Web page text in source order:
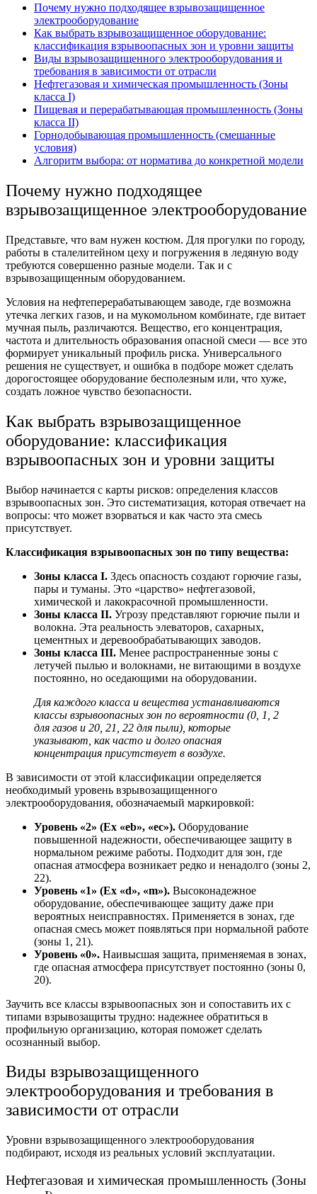
Почему нужно подходящее взрывозащищенное
электрооборудование
Как выбрать взрывозащищенное оборудование:
классификация взрывоопасных зон и уровни защиты
Виды взрывозащищенного электрооборудования и
требования в зависимости от отрасли
Нефтегазовая и химическая промышленность (Зоны
класса I)
Пищевая и перерабатывающая промышленность (Зоны
класса II)
Горнодобывающая промышленность (смешанные
условия)
Алгоритм выбора: от норматива до конкретной модели
Почему нужно подходящее
взрывозащищенное электрооборудование
Представьте, что вам нужен костюм. Для прогулки по городу,
работы в сталелитейном цеху и погружения в ледяную воду
требуются совершенно разные модели. Так и с
взрывозащищенным оборудованием.
Условия на нефтеперерабатывающем заводе, где возможна
утечка легких газов, и на мукомольном комбинате, где витает
мучная пыль, различаются. Вещество, его концентрация,
частота и длительность образования опасной смеси — все это
формирует уникальный профиль риска. Универсального
решения не существует, и ошибка в подборе может сделать
дорогостоящее оборудование бесполезным или, что хуже,
создать ложное чувство безопасности.
Как выбрать взрывозащищенное
оборудование: классификация
взрывоопасных зон и уровни защиты
Выбор начинается с карты рисков: определения классов
взрывоопасных зон. Это систематизация, которая отвечает на
вопросы: что может взорваться и как часто эта смесь
присутствует.
Классификация взрывоопасных зон по типу вещества:
Зоны класса I. Здесь опасность создают горючие газы,
пары и туманы. Это «царство» нефтегазовой,
химической и лакокрасочной промышленности.
Зоны класса II. Угрозу представляют горючие пыли и
волокна. Эта реальность элеваторов, сахарных,
цементных и деревообрабатывающих заводов.
Зоны класса III. Менее распространенные зоны с
летучей пылью и волокнами, не витающими в воздухе
постоянно, но оседающими на оборудовании.
Для каждого класса и вещества устанавливаются
классы взрывоопасных зон по вероятности (0, 1, 2
для газов и 20, 21, 22 для пыли), которые
указывают, как часто и долго опасная
концентрация присутствует в воздухе.
В зависимости от этой классификации определяется
необходимый уровень взрывозащищенного
электрооборудования, обозначаемый маркировкой:
Уровень «2» (Ex «eb», «ec»). Оборудование
повышенной надежности, обеспечивающее защиту в
нормальном режиме работы. Подходит для зон, где
опасная атмосфера возникает редко и ненадолго (зоны 2,
22).
Уровень «1» (Ex «d», «m»). Высоконадежное
оборудование, обеспечивающее защиту даже при
вероятных неисправностях. Применяется в зонах, где
опасная смесь может появляться при нормальной работе
(зоны 1, 21).
Уровень «0». Наивысшая защита, применяемая в зонах,
где опасная атмосфера присутствует постоянно (зоны 0,
20).
Заучить все классы взрывоопасных зон и сопоставить их с
типами взрывозащиты трудно: надежнее обратиться в
профильную организацию, которая поможет сделать
осознанный выбор.
Виды взрывозащищенного
электрооборудования и требования в
зависимости от отрасли
Уровни взрывозащищенного электрооборудования
подбирают, исходя из реальных условий эксплуатации.
Нефтегазовая и химическая промышленность (Зоны